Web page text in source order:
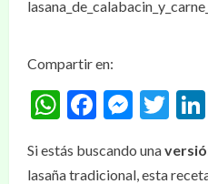
Compartir en:
WhatsApp
Si estás buscando una
lasaña tradicional, esta